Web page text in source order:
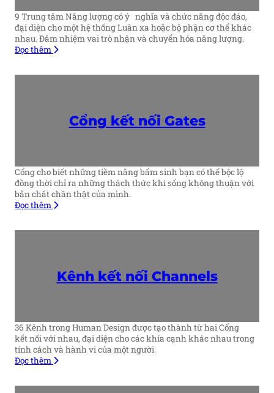
9 Trung tâm Năng lượng có ý nghĩa và chức năng độc đáo,
đại diện cho một hệ thống Luân xa hoặc bộ phận cơ thể khác
nhau. Đảm nhiệm vai trò nhận và chuyển hóa năng lượng.
Đọc thêm
Cổng kết nối Gates
Cổng cho biết những tiềm năng bẩm sinh bạn có thể bộc lộ
đồng thời chỉ ra những thách thức khi sống không thuận với
bản chất chân thật của mình.
Đọc thêm
Kênh kết nối Channels
36 Kênh trong Human Design được tạo thành từ hai Cổng
kết nối với nhau, đại diện cho các khía cạnh khác nhau trong
tính cách và hành vi của một người.
Đọc thêm